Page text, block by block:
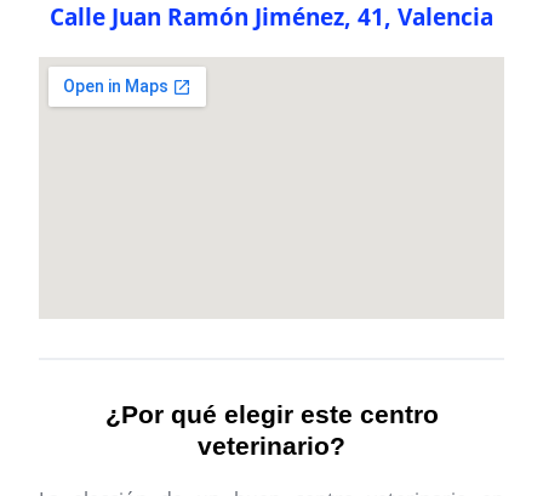
Calle Juan Ramón Jiménez, 41, Valencia
¿Por qué elegir este centro
veterinario?